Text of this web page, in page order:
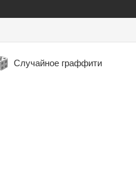
Случайное граффити